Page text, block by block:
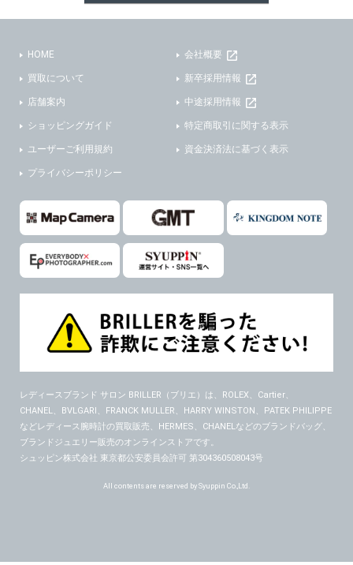
HOME
買取について
店舗案内
ショッピングガイド
ユーザーご利用規約
プライバシーポリシー
会社概要
新卒採用情報
中途採用情報
特定商取引に関する表示
資金決済法に基づく表示
レディースブランド サロン BRILLER（ブリエ） は、ROLEX、Cartier、
CHANEL、BVLGARI、FRANCK MULLER、HARRY WINSTON、PATEK PHILIPPE
などレディース腕時計の買取販売、HERMES、CHANELなどのブランドバッグ、
ブランドジュエリー販売のオンラインストアです。
シュッピン株式会社 東京都公安委員会許可 第304360508043号
All contents are reserved by Syuppin Co.,Ltd.